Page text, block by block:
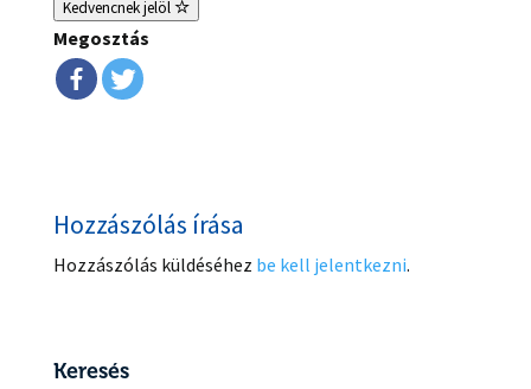
Kedvencnek jelöl
Megosztás
Hozzászólás írása
Hozzászólás küldéséhez be kell jelentkezni.
Keresés